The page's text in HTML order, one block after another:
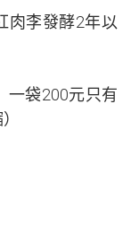
肉李發酵2年以
一袋200元只有